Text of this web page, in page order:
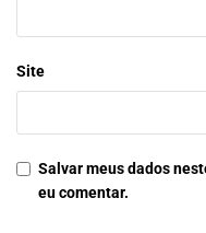
Site
Salvar meus dados
eu comentar.